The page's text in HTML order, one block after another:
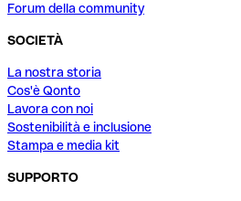
Forum della community
SOCIETÀ
La nostra storia
Cos'è Qonto
Lavora con noi
Sostenibilità e inclusione
Stampa e media kit
SUPPORTO